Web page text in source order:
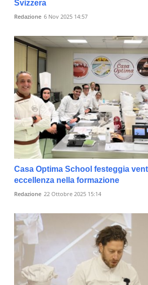
Svizzera
Redazione 6 Nov 2025 14:57
Casa Optima School festeggia
eccellenza nella formazione
Redazione 22 Ottobre 2025 15:14